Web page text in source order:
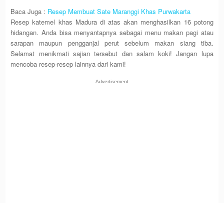
Baca Juga : Resep Membuat Sate Maranggi Khas Purwakarta
Resep katemel khas Madura di atas akan menghasilkan 16 potong
hidangan. Anda bisa menyantapnya sebagai menu makan pagi atau
sarapan maupun pengganjal perut sebelum makan siang tiba.
Selamat menikmati sajian tersebut dan salam koki! Jangan lupa
mencoba resep-resep lainnya dari kami!
Advertisement